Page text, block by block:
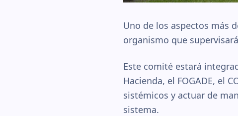
Uno de los aspectos más
organismo que
Este comité estará
Hacienda, el FOGADE, el
sistémicos y actuar de
sistema.